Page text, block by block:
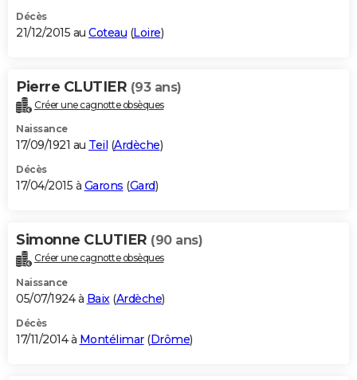
Décès
21/12/2015 au Coteau (Loire)
Pierre CLUTIER (93 ans)
Créer une cagnotte obsèques
Naissance
17/09/1921 au Teil (Ardèche)
Décès
17/04/2015 à Garons (Gard)
Simonne CLUTIER (90 ans)
Créer une cagnotte obsèques
Naissance
05/07/1924 à Baix(Ardèche)
Décès
17/11/2014 à Montélimar(Drôme)